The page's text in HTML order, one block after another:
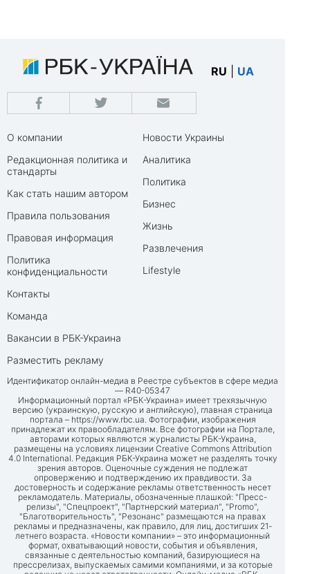
RU UA
О компании
Редакционная политика и
стандарты
Как стать нашим автором
Правила пользования
Правовая информация
Политика
конфиденциальности
Контакты
Команда
Вакансии в РБК-Украина
Разместить рекламу
Новости Украины
Аналитика
Политика
Бизнес
Жизнь
Развлечения
Lifestyle
Идентификатор онлайн-медиа в Реестре субъектов в сфере медиа
— R40-05347
Информационный портал «РБК-Украина» имеет трехязычную
версию (украинскую, русскую и английскую), главная страница
портала – https://www.rbc.ua. Фотографии, изображения
принадлежат их правообладателям. Все фотографии на Портале,
авторами которых являются журналисты РБК-Украина,
размещены на условиях лицензии Creative Commons Attribution
4.0 International. Редакция РБК-Украина может не разделять точку
зрения авторов. Оценочные суждения не подлежат
опровержению и подтверждению их правдивости. За
достоверность и содержание рекламы ответственность несет
рекламодатель. Материалы, обозначенные плашкой: "Пресс-
релизы", "Спецпроект", "Партнерский материал", "Promo",
"Благотворительность", "Резонанс" размещаются на правах
рекламы и предназначены, как правило, для лиц, достигших 21-
летнего возраста. «Новости компании» – это информационный
формат, охватывающий новости, события и объявления,
связанные с деятельностью компаний, базирующиеся на
прессрелизах, выпускаемых самими компаниями, и за которые